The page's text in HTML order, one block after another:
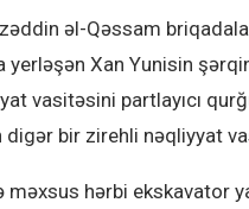
əl-Qəssam
yerləşən Xan Yunisin
vasitəsini partlayıcı
bir zirehli nəqliyyat
hərbi ekskavator